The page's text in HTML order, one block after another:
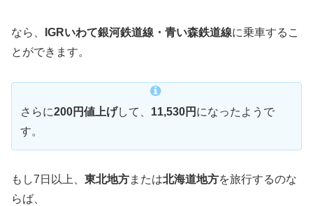
なら、 IGRいわて銀河鉄道線・青い森鉄道線に乗車するこ
とができます。
さらに200円値上げして、 11,530円 になったようで
す。
もし7日以上、 東北地方または北海道地方を旅行するのな
らば、